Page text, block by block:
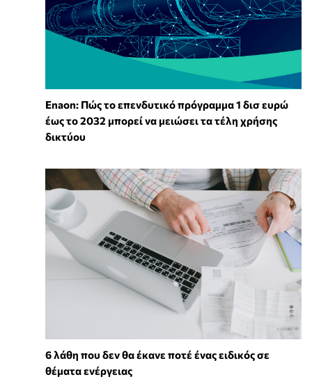
Enaon: Πώς το επενδυτικό πρόγραμμα 1 δισ ευρώ
έως το 2032 μπορεί να μειώσει τα τέλη χρήσης
δικτύου
6 λάθη που δεν θα έκανε ποτέ ένας ειδικός σε
θέματα ενέργειας